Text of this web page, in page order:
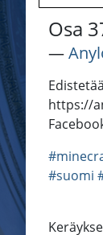
Osa
―
https://
#suomi